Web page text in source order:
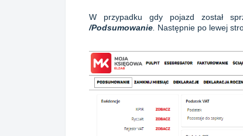
W przypadku gdy pojazd został
/Podsumowanie Następnie po lewej